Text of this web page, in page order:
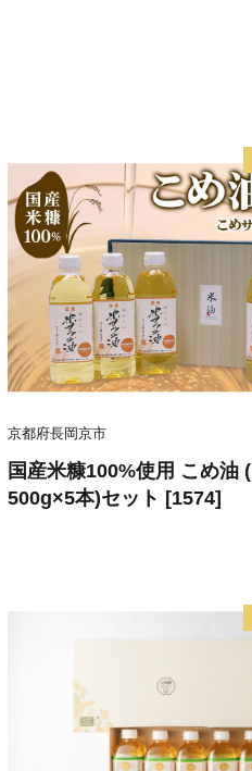
京都府長岡京市
国産米糠100%使用 こめ油
500g×5本)セット [1574]